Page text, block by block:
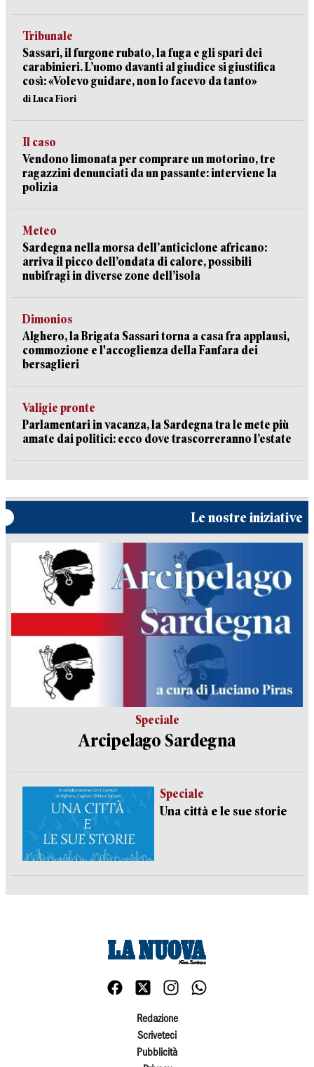
Tribunale
Sassari, il furgone rubato, la fuga e gli spari dei
carabinieri. L’uomo davanti al giudice si giustifica
così: «Volevo guidare, non lo facevo da tanto»
di Luca Fiori
Il caso
Vendono limonata per comprare un motorino, tre
ragazzini denunciati da un passante: interviene la
polizia
Meteo
Sardegna nella morsa dell’anticiclone africano:
arriva il picco dell’ondata di calore, possibili
nubifragi in diverse zone dell’isola
Dimonios
Alghero, la Brigata Sassari torna a casa fra applausi,
commozione e l'accoglienza della Fanfara dei
bersaglieri
Valigie pronte
Parlamentari in vacanza, la Sardegna tra le mete più
amate dai politici: ecco dove trascorreranno l’estate
Le nostre iniziative
Speciale
Arcipelago Sardegna
Speciale
Una città e le sue storie
Redazione
Scriveteci
Pubblicità